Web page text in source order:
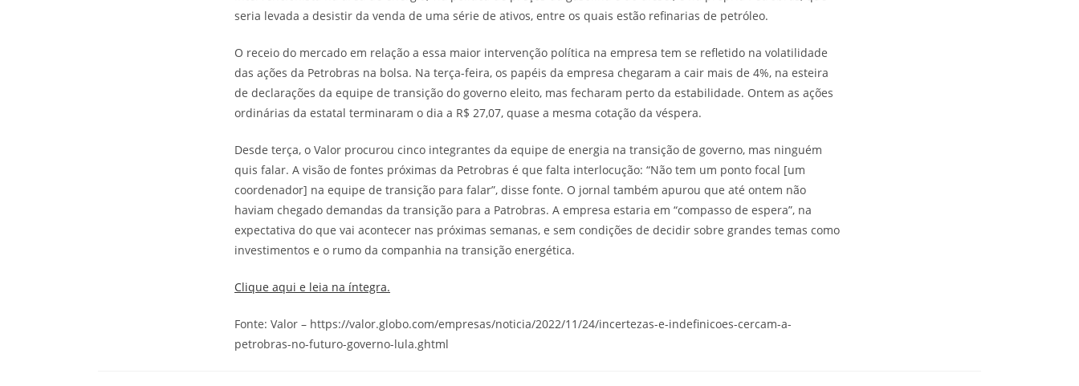
seria levada a desistir da venda de uma série de ativos, entre os quais estão refinarias de petróleo.
O receio do mercado em relação a essa maior intervenção política na empresa tem se refletido na volatilidade
das ações da Petrobras na bolsa. Na terça-feira, os papéis da empresa chegaram a cair mais de 4%, na esteira
de declarações da equipe de transição do governo eleito, mas fecharam perto da estabilidade. Ontem as ações
ordinárias da estatal terminaram o dia a R$ 27,07, quase a mesma cotação da véspera.
Desde terça, o Valor procurou cinco integrantes da equipe de energia na transição de governo, mas ninguém
quis falar. A visão de fontes próximas da Petrobras é que falta interlocução: “Não tem um ponto focal [um
coordenador] na equipe de transição para falar”, disse fonte. O jornal também apurou que até ontem não
haviam chegado demandas da transição para a Patrobras. A empresa estaria em “compasso de espera”, na
expectativa do que vai acontecer nas próximas semanas, e sem condições de decidir sobre grandes temas como
investimentos e o rumo da companhia na transição energética.
Clique aqui e leia na íntegra.
Fonte: Valor – https://valor.globo.com/empresas/noticia/2022/11/24/incertezas-e-indefinicoes-cercam-a-
petrobras-no-futuro-governo-lula.ghtml